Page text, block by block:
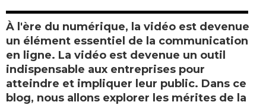
À l'ère du numérique, la vidéo est devenue
un élément essentiel de la communication
en ligne. La vidéo est devenue un outil
indispensable aux entreprises pour
atteindre et impliquer leur public. Dans ce
blog, nous allons explorer les mérites de la